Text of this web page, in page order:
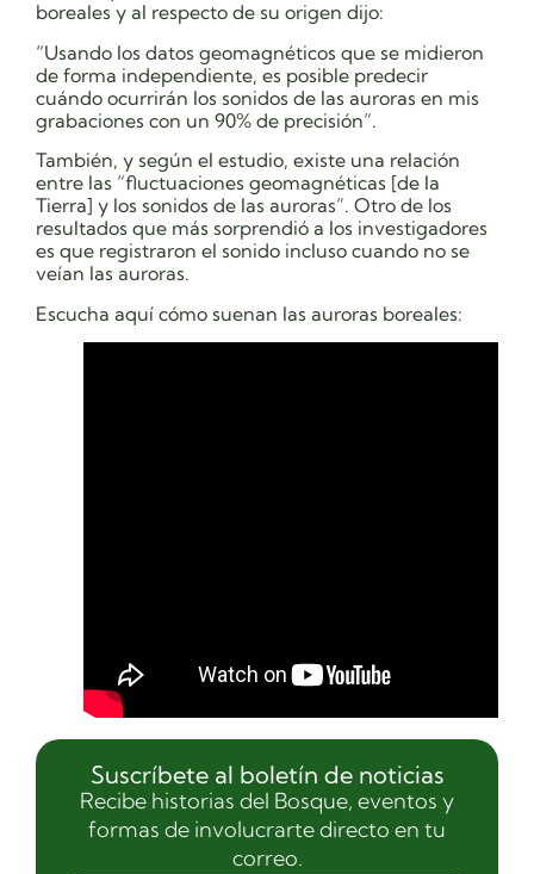
boreales y al respecto de su origen dijo:
“Usando los datos geomagnéticos que se midieron
de forma independiente, es posible predecir
cuándo ocurrirán los sonidos de las auroras en mis
grabaciones con un 90% de precisión”.
También, y según el estudio, existe una relación
entre las “fluctuaciones geomagnéticas [de la
Tierra] y los sonidos de las auroras”. Otro de los
resultados que más sorprendió a los investigadores
es que registraron el sonido incluso cuando no se
veían las auroras.
Escucha aquí cómo suenan las auroras boreales:
Suscríbete al boletín de noticias
Recibe historias del Bosque, eventos y
formas de involucrarte directo en tu
correo.